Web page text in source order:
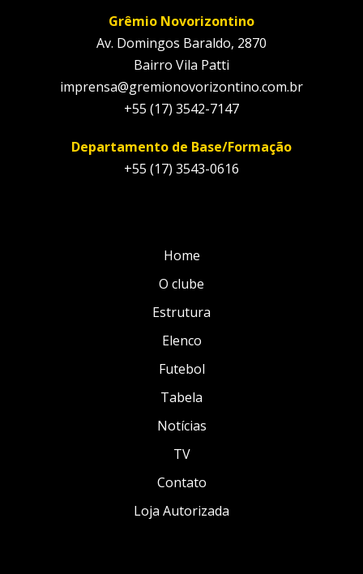
Grêmio Novorizontino
Av. Domingos Baraldo, 2870
Bairro Vila Patti
imprensa@gremionovorizontino.com.br
+55 (17) 3542-7147
Departamento de Base/Formação
+55 (17) 3543-0616
Home
O clube
Estrutura
Elenco
Futebol
Tabela
Notícias
TV
Contato
Loja Autorizada